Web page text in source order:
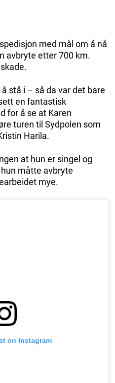
med mål om å nå
avbryte etter 700 km.
stå i – så da var det bare
en fantastisk
for å se at Karen
turen til Sydpolen som
Harila.
at hun er singel og
måtte avbryte
mye.
on Instagram